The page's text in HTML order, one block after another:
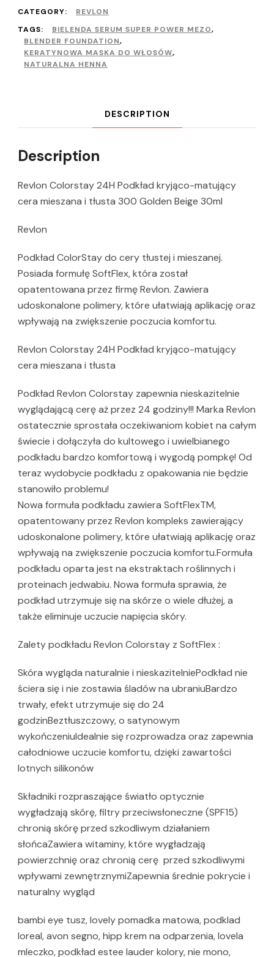
CATEGORY:
REVLON
TAGS:
BIELENDA SERUM SUPER POWER MEZO,
BLENDER FOUNDATION,
KERATYNOWA MASKA DO WŁOSÓW,
NATURALNA HENNA
DESCRIPTION
Description
Revlon Colorstay 24H Podkład kryjąco-matujący
cera mieszana i tłusta 300 Golden Beige 30ml
Revlon
Podkład ColorStay do cery tłustej i mieszanej.
Posiada formułę SoftFlex, która został
opatentowana przez firmę Revlon. Zawiera
udoskonalone polimery, które ułatwiają aplikację oraz
wpływają na zwiększenie poczucia komfortu.
Revlon Colorstay 24H Podkład kryjąco-matujący
cera mieszana i tłusta
Podkład Revlon Colorstay zapewnia nieskazitelnie
wyglądającą cerę aż przez 24 godziny!!! Marka Revlon
ostatecznie sprostała oczekiwaniom kobiet na całym
świecie i dołączyła do kultowego i uwielbianego
podkładu bardzo komfortową i wygodą pompkę! Od
teraz wydobycie podkładu z opakowania nie będzie
stanowiło problemu!
Nowa formuła podkładu zawiera SoftFlexTM,
opatentowany przez Revlon kompleks zawierający
udoskonalone polimery, które ułatwiają aplikację oraz
wpływają na zwiększenie poczucia komfortu.Formuła
podkładu oparta jest na ekstraktach roślinnych i
proteinach jedwabiu. Nowa formuła sprawia, że
podkład utrzymuje się na skórze o wiele dłużej, a
także eliminuje uczucie napięcia skóry.
Zalety podkładu Revlon Colorstay z SoftFlex :
Skóra wygląda naturalnie i nieskazitelniePodkład nie
ściera się i nie zostawia śladów na ubraniuBardzo
trwały, efekt utrzymuje się do 24
godzinBeztłuszczowy, o satynowym
wykończeniuIdealnie się rozprowadza oraz zapewnia
całodniowe uczucie komfortu, dzięki zawartości
lotnych silikonów
Składniki rozpraszające światło optycznie
wygładzają skórę, filtry przeciwsłoneczne (SPF15)
chronią skórę przed szkodliwym działaniem
słońcaZawiera witaminy, które wygładzają
powierzchnię oraz chronią cerę przed szkodliwymi
wpływami zewnętrznymiZapewnia średnie pokrycie i
naturalny wygląd
bambi eye tusz, lovely pomadka matowa, podklad
loreal, avon segno, hipp krem na odparzenia, lovela
mleczko, podkład estee lauder kolory, nie mono,